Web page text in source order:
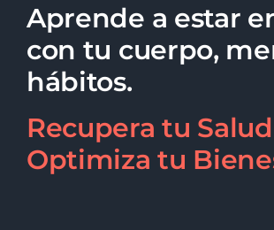
Aprende a estar
con tu cuerpo,
hábitos.
Recupera tu
Optimiza tu